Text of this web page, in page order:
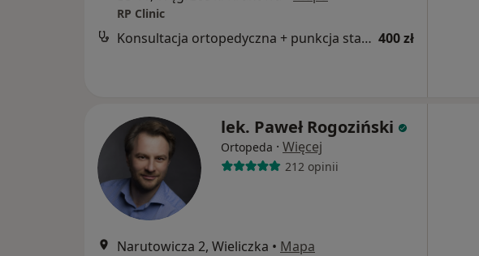
RP Clinic
Konsultacja ortopedyczna + punkcja stawów 400 zł
lek. Paweł Rogoziński
Ortopeda · Więcej
212 opinii
Narutowicza 2, Wieliczka • Mapa